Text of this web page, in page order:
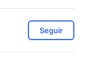
Seguir